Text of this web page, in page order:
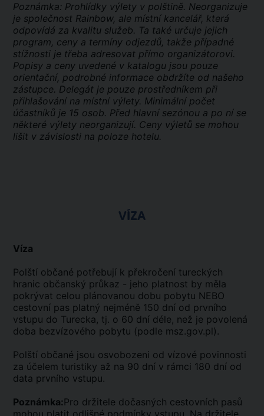
Poznámka: Prohlídky výlety v polštině. Neorganizuje
je společnost Rainbow, ale místní kancelář, která
odpovídá za kvalitu služeb. Ta také určuje jejich
program, ceny a termíny odjezdů, takže případné
stížnosti je třeba adresovat přímo organizátorovi.
Popisy a ceny uvedené v katalogu jsou pouze
orientační, podrobné informace obdržíte od našeho
zástupce. Delegát je pouze prostředníkem při
přihlašování na místní výlety. Minimální počet
účastníků je 15 osob. Před hlavní sezónou a po ní se
některé výlety neorganizují. Ceny výletů se mohou
lišit v závislosti na poloze hotelu.
VÍZA
Víza
Polští občané potřebují k překročení tureckých
hranic občanský průkaz - jeho platnost by měla
pokrývat celou plánovanou dobu pobytu NEBO
cestovní pas platný nejméně 150 dní od prvního
vstupu do Turecka, tj. o 60 dní déle, než je povolená
doba bezvízového pobytu (podle msz.gov.pl).
Polští občané jsou osvobozeni od vízové povinnosti
za účelem turistiky až na 90 dní v rámci 180 dní od
data prvního vstupu.
Poznámka: Pro držitele dočasných cestovních pasů
mohou platit odlišné podmínky vstupu. Na držitele